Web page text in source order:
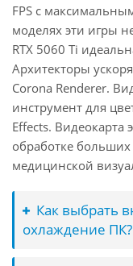
FPS с
моделях эти игры
RTX 5060 Ti
Архитекторы
Corona Renderer.
инструмент для
Effects. Видеокарта
обработке
медицинской
Как выбрать
охлаждение ПК?